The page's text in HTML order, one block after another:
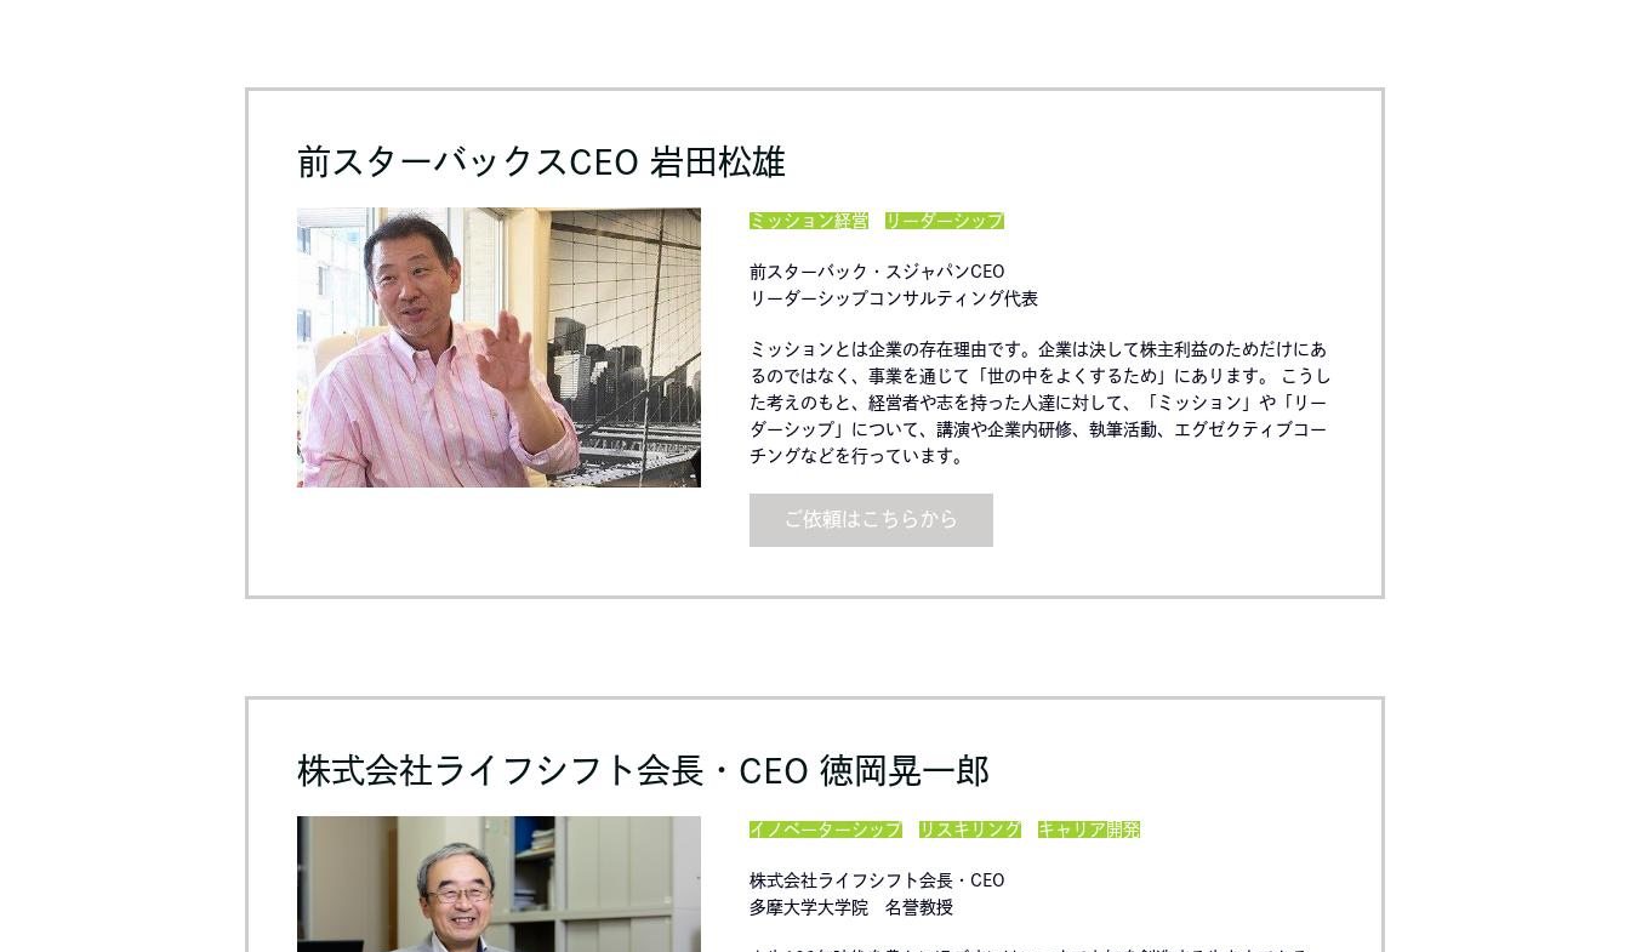
前スターバックスCEO 岩田松雄
ミッション経営 リーダーシップ
前スターバック・スジャパンCEO
リーダーシップコンサルティング代表
ミッションとは企業の存在理由です。企業は決して株主利益のためだけにあ
るのではなく、事業を通じて「世の中をよくするため」にあります。 こうし
た考えのもと、経営者や志を持った人達に対して、「ミッション」や「リー
ダーシップ」について、講演や企業内研修、執筆活動、エグゼクティブコー
チングなどを行っています。
ご依頼はこちらから
株式会社ライフシフト会長・CEO 徳岡晃一郎
イノベーターシップ リスキリング キャリア開発
株式会社ライフシフト会長・CEO
多摩大学大学院 名誉教授